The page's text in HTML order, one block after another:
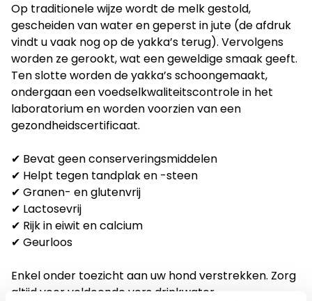
Op traditionele wijze wordt de melk gestold,
gescheiden van water en geperst in jute (de afdruk
vindt u vaak nog op de yakka’s terug). Vervolgens
worden ze gerookt, wat een geweldige smaak geeft.
Ten slotte worden de yakka’s schoongemaakt,
ondergaan een voedselkwaliteitscontrole in het
laboratorium en worden voorzien van een
gezondheidscertificaat.
✔ Bevat geen conserveringsmiddelen
✔ Helpt tegen tandplak en -steen
✔ Granen- en glutenvrij
✔ Lactosevrij
✔ Rijk in eiwit en calcium
✔ Geurloos
Enkel onder toezicht aan uw hond verstrekken. Zorg
altijd voor voldoende vers drinkwater.